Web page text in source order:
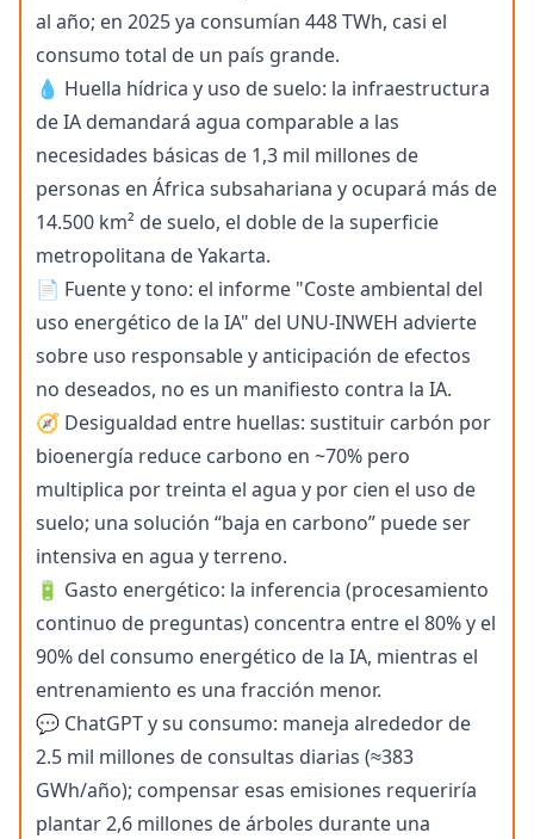
al año; en 2025 ya consumían 448 TWh, casi el
consumo total de un país grande.
💧 Huella hídrica y uso de suelo: la infraestructura
de IA demandará agua comparable a las
necesidades básicas de 1,3 mil millones de
personas en África subsahariana y ocupará más de
14.500 km² de suelo, el doble de la superficie
metropolitana de Yakarta.
📄 Fuente y tono: el informe "Coste ambiental del
uso energético de la IA" del UNU-INWEH advierte
sobre uso responsable y anticipación de efectos
no deseados, no es un manifiesto contra la IA.
🧭 Desigualdad entre huellas: sustituir carbón por
bioenergía reduce carbono en ~70% pero
multiplica por treinta el agua y por cien el uso de
suelo; una solución “baja en carbono” puede ser
intensiva en agua y terreno.
🔋 Gasto energético: la inferencia (procesamiento
continuo de preguntas) concentra entre el 80% y el
90% del consumo energético de la IA, mientras el
entrenamiento es una fracción menor.
💬 ChatGPT y su consumo: maneja alrededor de
2.5 mil millones de consultas diarias (≈383
GWh/año); compensar esas emisiones requeriría
plantar 2,6 millones de árboles durante una